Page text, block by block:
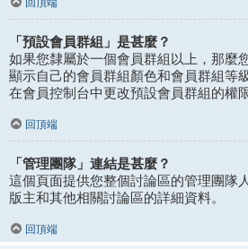
「預設會員群組」是甚麼？
如果您隸屬於一個會員群組以上，那麼
顯示自己的會員群組顏色和會員群組等
在會員控制台中更改預設會員群組的權限
回頂端
「管理團隊」連結是甚麼？
這個頁面提供您整個討論區的管理團隊
版主和其他相關討論區的詳細資料。
回頂端